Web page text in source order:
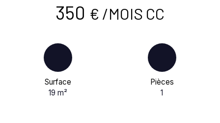
350 € /MOIS CC
Surface
19m²
Pièces
1